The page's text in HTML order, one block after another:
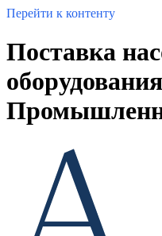
Перейти к контенту
Поставка